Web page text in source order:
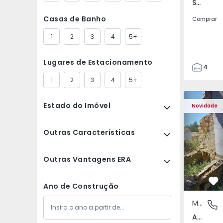
Casas de Banho
1 2 3 4 5+
Lugares de Estacionamento
1 2 3 4 5+
Estado do Imóvel
Outras Características
Outras Vantagens ERA
Ano de Construção
Santa Clara e Castelo Viegas, Coimbra
Comprar
4
150
165
88
1
Novidade
Moradia T2 com
Moradia
Abrunhosa do Mato, Mangualde